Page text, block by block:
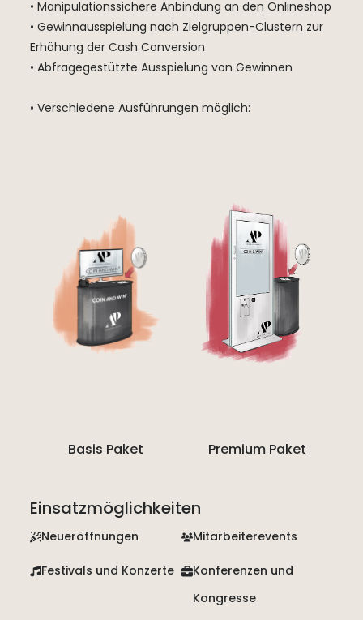
• Manipulationssichere Anbindung an den Onlineshop
• Gewinnausspielung nach Zielgruppen-Clustern zur
Erhöhung der Cash Conversion
• Abfragegestützte Ausspielung von Gewinnen
• Verschiedene Ausführungen möglich:
Basis Paket Premium Paket
Einsatzmöglichkeiten
Neueröffnungen Mitarbeiterevents
Festivals und Konzerte
Konferenzen und
Kongresse